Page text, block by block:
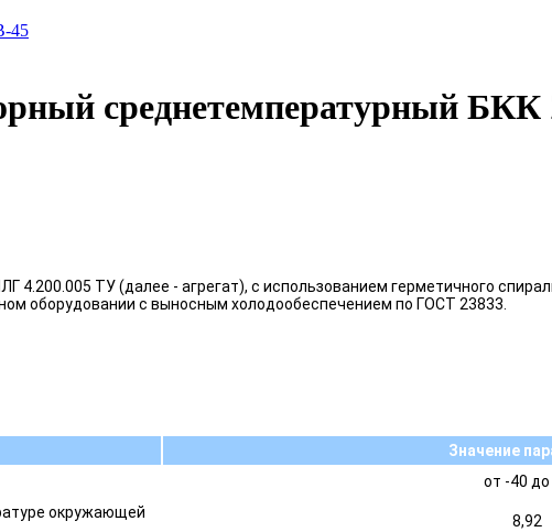
среднетемпературный БКК
ТУ (далее - агрегат), с использованием герметичного
оборудовании с выносным холодообеспечением по ГОСТ 23833.
Значение
от -40 до
окружающей
8,92